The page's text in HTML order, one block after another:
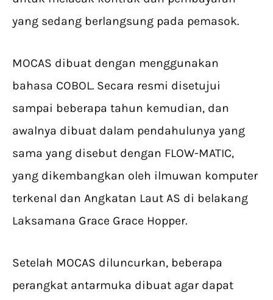
yang sedang berlangsung pada pemasok.
MOCAS dibuat dengan menggunakan
bahasa COBOL. Secara resmi disetujui
sampai beberapa tahun kemudian, dan
awalnya dibuat dalam pendahulunya yang
sama yang disebut dengan FLOW-MATIC,
yang dikembangkan oleh ilmuwan komputer
terkenal dan Angkatan Laut AS di belakang
Laksamana Grace Grace Hopper.
Setelah MOCAS diluncurkan, beberapa
perangkat antarmuka dibuat agar dapat